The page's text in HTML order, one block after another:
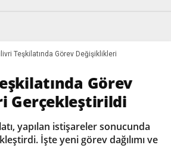
Teşkilatında Görev Değişiklikleri
Görev
Gerçekleştirildi
yapılan istişareler sonucunda
İşte yeni görev dağılımı ve